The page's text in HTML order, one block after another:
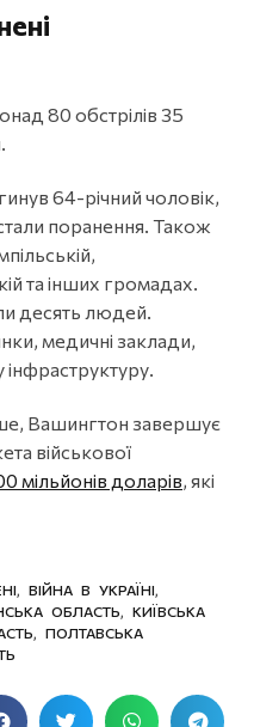
80 обстрілів 35
64-річний чоловік,
поранення. Також
та інших громадах.
десять людей.
медичні заклади,
інфраструктуру.
Вашингтон завершує
військової
мільйонів доларів, які
ВІЙНА В УКРАЇНІ
ОБЛАСТЬ
КИЇВСЬКА
ПОЛТАВСЬКА